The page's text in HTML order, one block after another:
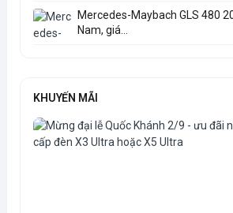
Mercedes-Maybach GLS 480
Nam, giá...
KHUYẾN MÃI